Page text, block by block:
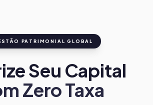
PATRIMONIAL GLOBAL
Seu Capital
Zero Taxa